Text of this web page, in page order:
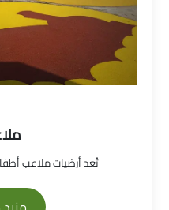
تُعد أرضيات ملاعب